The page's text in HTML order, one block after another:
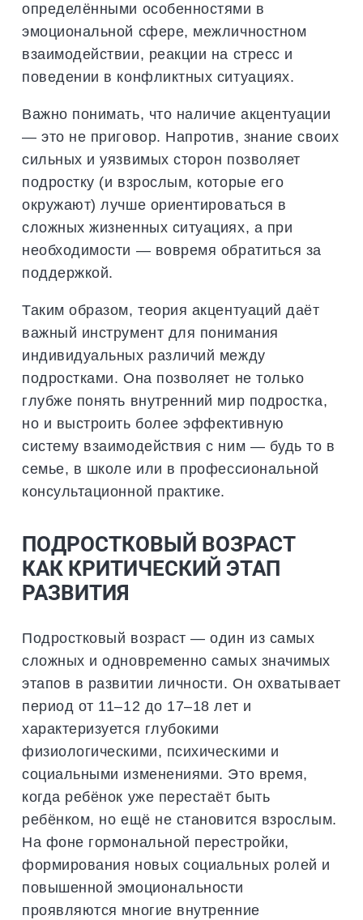
определёнными особенностями в
эмоциональной сфере, межличностном
взаимодействии, реакции на стресс и
поведении в конфликтных ситуациях.
Важно понимать, что наличие акцентуации
— это не приговор. Напротив, знание своих
сильных и уязвимых сторон позволяет
подростку (и взрослым, которые его
окружают) лучше ориентироваться в
сложных жизненных ситуациях, а при
необходимости — вовремя обратиться за
поддержкой.
Таким образом, теория акцентуаций даёт
важный инструмент для понимания
индивидуальных различий между
подростками. Она позволяет не только
глубже понять внутренний мир подростка,
но и выстроить более эффективную
систему взаимодействия с ним — будь то в
семье, в школе или в профессиональной
консультационной практике.
ПОДРОСТКОВЫЙ ВОЗРАСТ
КАК КРИТИЧЕСКИЙ ЭТАП
РАЗВИТИЯ
Подростковый возраст — один из самых
сложных и одновременно самых значимых
этапов в развитии личности. Он охватывает
период от 11–12 до 17–18 лет и
характеризуется глубокими
физиологическими, психическими и
социальными изменениями. Это время,
когда ребёнок уже перестаёт быть
ребёнком, но ещё не становится взрослым.
На фоне гормональной перестройки,
формирования новых социальных ролей и
повышенной эмоциональности
проявляются многие внутренние